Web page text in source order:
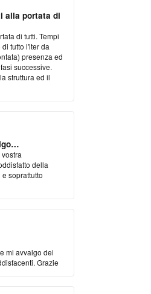
alla portata di
di tutti. Tempi
tutto l'iter da
presenza ed
successive.
struttura ed il
della
soprattutto
mi avvalgo dei
Grazie